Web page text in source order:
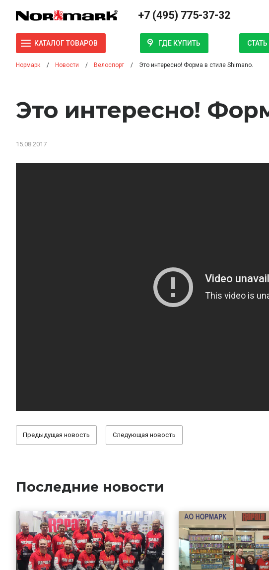
+7 (495) 775-37-32
КАТАЛОГ ТОВАРОВ ГДЕ КУПИТЬ
Нормарк Новости Велоспорт Это интересно! Форма в стиле Shimano.
Это интересно!
15.08.2017
Предыдущая новость Следующая новость
Последние новости